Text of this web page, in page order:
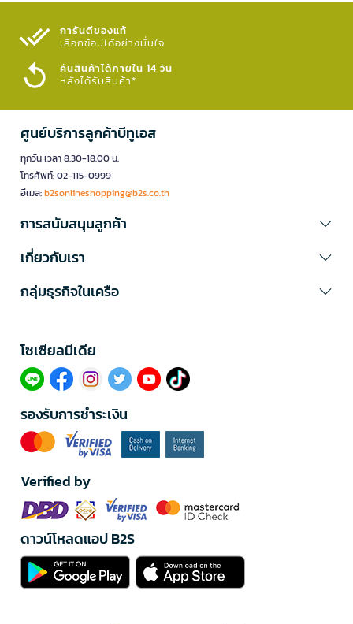
การันตีของแท้
เลือกช้อปได้อย่างมั่นใจ​
คืนสินค้าได้ภายใน 14 วัน
หลังได้รับสินค้า*
ศูนย์บริการลูกค้าบีทูเอส
ทุกวัน เวลา 8.30-18.00 น.
โทรศัพท์: 02-115-0999
อีเมล:b2sonlineshopping@b2s.co.th
การสนับสนุนลูกค้า
เกี่ยวกับเรา
กลุ่มธุรกิจในเครือ
โซเซียลมีเดีย​
รองรับการชำระเงิน
Verified by
ดาวน์โหลดแอป B2S